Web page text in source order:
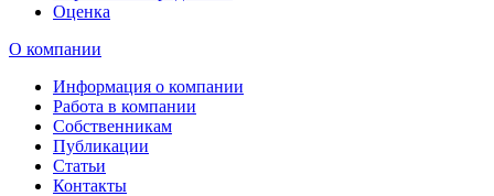
Оценка
О компании
Информация о компании
Работа в компании
Собственникам
Публикации
Статьи
Контакты